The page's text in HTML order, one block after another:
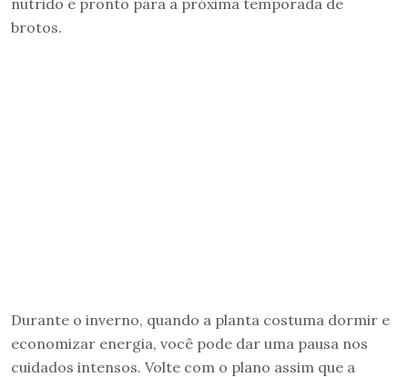
brotos.
Durante o inverno, quando a planta costuma dormir e
economizar energia, você pode dar uma pausa nos
cuidados intensos. Volte com o plano assim que a